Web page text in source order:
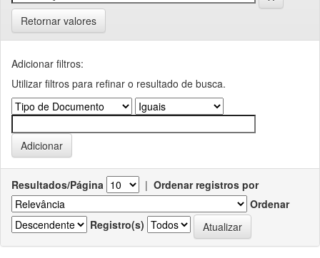
Retornar valores
Adicionar filtros:
Utilizar filtros para refinar o resultado de busca.
Resultados/Página | Ordenar registros por
Ordenar
Registro(s)